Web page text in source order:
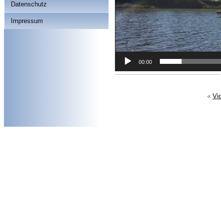
Datenschutz
Impressum
00:00
«